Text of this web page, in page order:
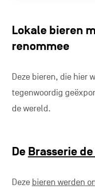
Lokale bieren
renommee
Deze bieren, die hier
tegenwoordig
de wereld.
De Brasserie
Deze bieren werden